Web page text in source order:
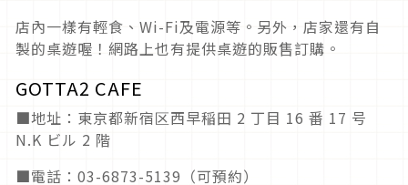
店內一樣有輕食、Wi-Fi及電源等。另外，店家還有自
製的桌遊喔！網路上也有提供桌遊的販售訂購。
GOTTA2 CAFE
■地址：東京都新宿区西早稲田 2 丁目 16 番 17 号
N.K ビル 2 階
■電話：03-6873-5139（可預約）